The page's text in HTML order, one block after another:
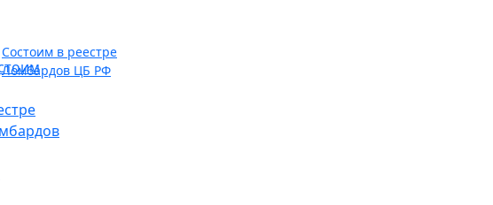
Состоим в реестре
Ломбардов ЦБ РФ